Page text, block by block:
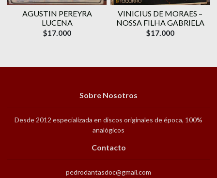
AGUSTIN PEREYRA
LUCENA
$17.000
VINICIUS DE MORAES ‎–
NOSSA FILHA GABRIELA
$17.000
Sobre Nosotros
Desde 2012 especializada en discos originales de época, 100%
analógicos
Contacto
pedrodantasdoc@gmail.com